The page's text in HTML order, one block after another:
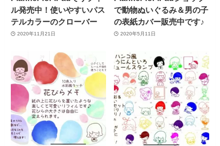
ル発売中！使いやすいパス
テルカラーのクローバー
2020年11月21日
で動物ぬいぐるみ＆男の子
の表紙カバー販売中です♪
2020年5月11日